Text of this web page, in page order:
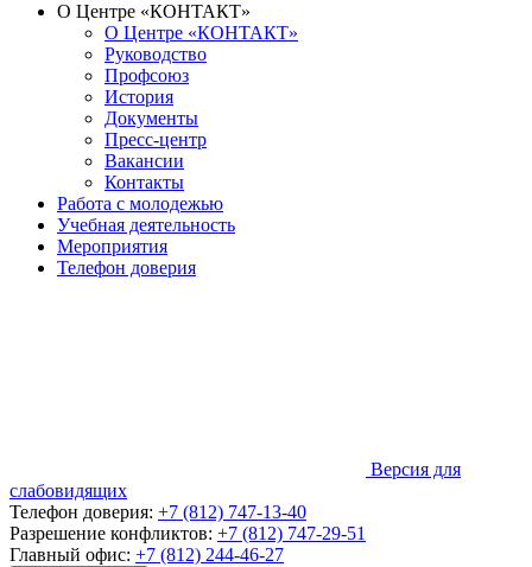
О Центре «КОНТАКТ»
О Центре «КОНТАКТ»
Руководство
Профсоюз
История
Документы
Пресс-центр
Вакансии
Контакты
Работа с молодежью
Учебная деятельность
Мероприятия
Телефон доверия
Версия для
слабовидящих
Телефон доверия: +7 (812) 747-13-40
Разрешение конфликтов: +7 (812) 747-29-51
Главный офис: +7 (812) 244-46-27